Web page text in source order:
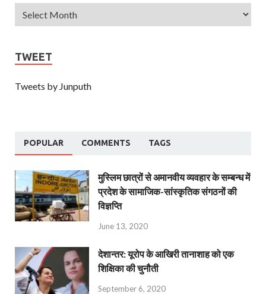
TWEET
Tweets by Junputh
POPULAR COMMENTS TAGS
मुस्लिम छात्रों से अमानवीय व्यवहार के सम्बन्ध में
प्रदेश के सामाजिक-सांस्कृतिक संगठनों की
विज्ञप्ति
June 13, 2020
देशान्‍तर: यूरोप के आखिरी तानाशाह को एक
शिक्षिका की चुनौती
September 6, 2020